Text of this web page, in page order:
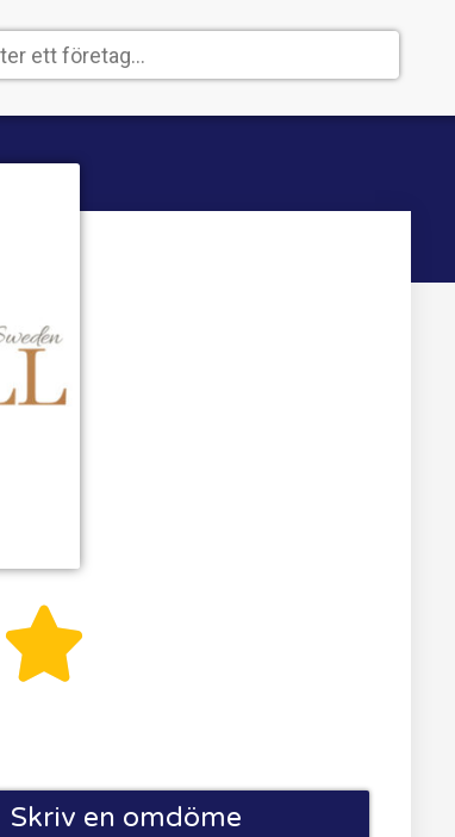

Skriv en omdöme